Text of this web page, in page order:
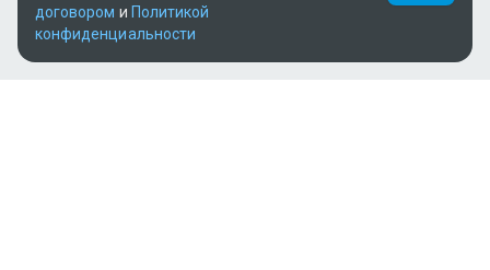
МЫ В СОЦСЕТЯХ
договором и Политикой
конфиденциальности